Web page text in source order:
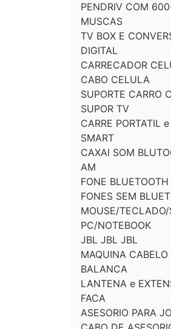
PENDRIV COM
MUSCAS
TV BOX E
DIGITAL
CARRECADOR
CABO CELULA
SUPORTE CARRO
SUPOR TV
CARRE PORTATIL
SMART
CAXAI SOM
AM
FONE BLUETOOTH
FONES SEM
MOUSE/TECLADO/
PC/NOTEBOOK
JBL JBL JBL
MAQUINA
BALANCA
LANTENA e
FACA
ASESORIO PARA